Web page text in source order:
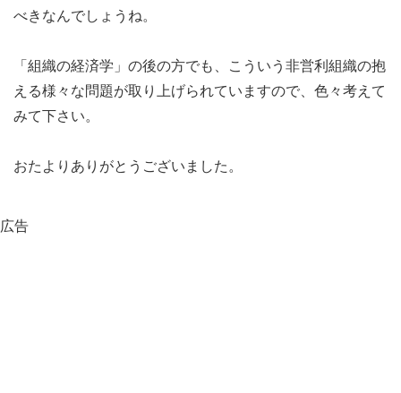
べきなんでしょうね。
「組織の経済学」の後の方でも、こういう非営利組織の抱
える様々な問題が取り上げられていますので、色々考えて
みて下さい。
おたよりありがとうございました。
広告